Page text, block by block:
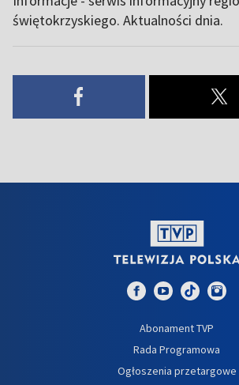
świętokrzyskiego. Aktualności dnia.
Abonament TVP
Rada Programowa
Ogłoszenia przetargowe